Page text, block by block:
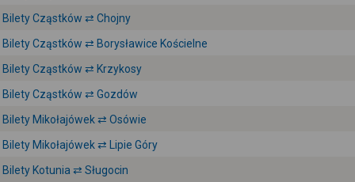
Bilety Cząstków ⇄ Chojny
Bilety Cząstków ⇄ Borysławice Kościelne
Bilety Cząstków ⇄ Krzykosy
Bilety Cząstków ⇄ Gozdów
Bilety Mikołajówek ⇄ Osówie
Bilety Mikołajówek ⇄ Lipie Góry
Bilety Kotunia ⇄ Sługocin